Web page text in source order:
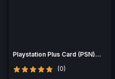
Playstation Plus Card (PSN)
(0)